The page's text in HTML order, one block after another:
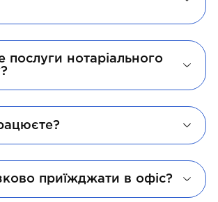
послуги нотаріального
приїжджати в офіс?